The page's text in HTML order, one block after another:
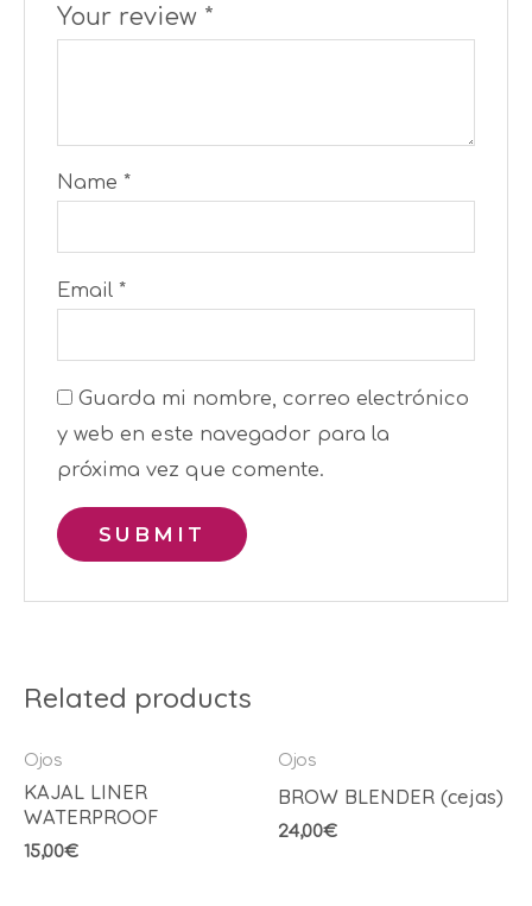
Your review *
Name*
Email*
Guarda mi nombre, correo electrónico
y web en este navegador para la
próxima vez que comente.
Related products
Ojos
KAJAL LINER
WATERPROOF
15,00€
Ojos
BROW BLENDER (cejas)
24,00€